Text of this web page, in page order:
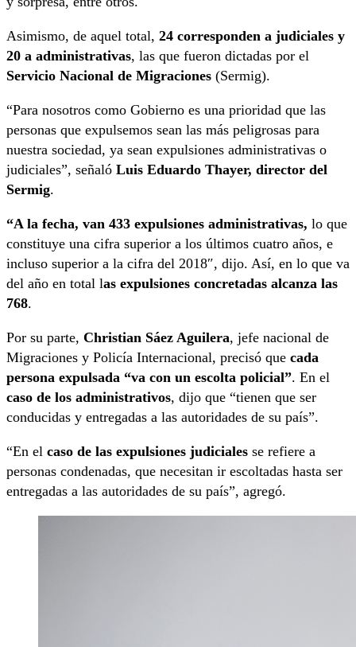
Asimismo, de aquel total, 24 corresponden a judiciales y
20 a administrativas, las que fueron dictadas por el
Servicio Nacional de Migraciones (Sermig).
“Para nosotros como Gobierno es una prioridad que las
personas que expulsemos sean las más peligrosas para
nuestra sociedad, ya sean expulsiones administrativas o
judiciales”, señaló Luis Eduardo Thayer, director del
Sermig.
“A la fecha, van 433 expulsiones administrativas, lo que
constituye una cifra superior a los últimos cuatro años, e
incluso superior a la cifra del 2018″, dijo. Así, en lo que va
del año en total las expulsiones concretadas alcanza las
768.
Por su parte, Christian Sáez Aguilera, jefe nacional de
Migraciones y Policía Internacional, precisó que cada
persona expulsada “va con un escolta policial”. En el
caso de los administrativos, dijo que “tienen que ser
conducidas y entregadas a las autoridades de su país”.
“En el caso de las expulsiones judiciales se refiere a
personas condenadas, que necesitan ir escoltadas hasta ser
entregadas a las autoridades de su país”, agregó.